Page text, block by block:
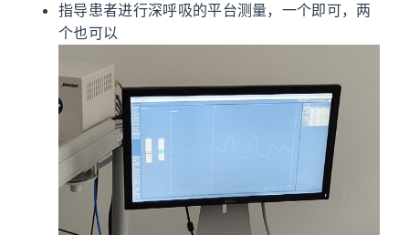
指导患者进行深呼吸的平台测量，一个即可，两
个也可以